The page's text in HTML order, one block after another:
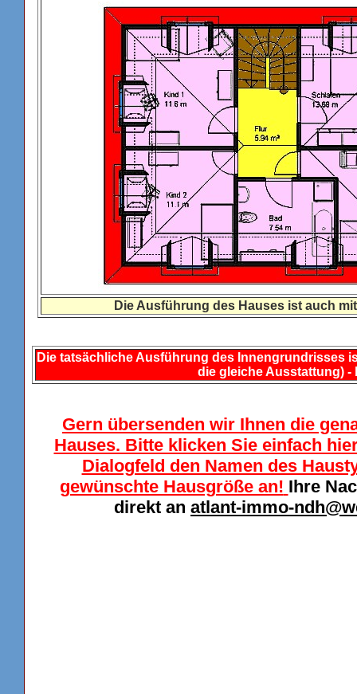
Die Ausführung des Hauses ist auch
Die tatsächliche Ausführung des Innengrundrisses
die gleiche Ausstattung) -
Gern übersenden wir Ihnen die
Hauses. Bitte klicken Sie einfach
Dialogfeld den Namen des
gewünschte Hausgröße an! Ihre
direkt an atlant-immo-